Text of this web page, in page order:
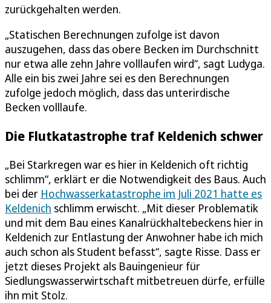
zurückgehalten werden.
„Statischen Berechnungen zufolge ist davon
auszugehen, dass das obere Becken im Durchschnitt
nur etwa alle zehn Jahre volllaufen wird“, sagt Ludyga.
Alle ein bis zwei Jahre sei es den Berechnungen
zufolge jedoch möglich, dass das unterirdische
Becken volllaufe.
Die Flutkatastrophe traf Keldenich schwer
„Bei Starkregen war es hier in Keldenich oft richtig
schlimm“, erklärt er die Notwendigkeit des Baus. Auch
bei der Hochwasserkatastrophe im Juli 2021 hatte es
Keldenich schlimm erwischt. „Mit dieser Problematik
und mit dem Bau eines Kanalrückhaltebeckens hier in
Keldenich zur Entlastung der Anwohner habe ich mich
auch schon als Student befasst“, sagte Risse. Dass er
jetzt dieses Projekt als Bauingenieur für
Siedlungswasserwirtschaft mitbetreuen dürfe, erfülle
ihn mit Stolz.